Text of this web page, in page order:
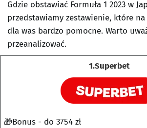
Gdzie obstawiać Formuła 1 2023 w
przedstawiamy zestawienie, które
dla was bardzo pomocne. Warto
przeanalizować.
1.Superbet
🎁Bonus - do 3754 zł